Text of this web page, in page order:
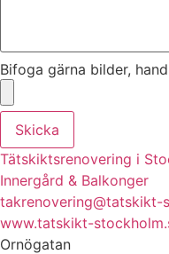
Bifoga gärna bilder,
Skicka
Tätskiktsrenovering i
Innergård & Balkonger
takrenovering@tatskikt-
www.tatskikt-
Ornögatan